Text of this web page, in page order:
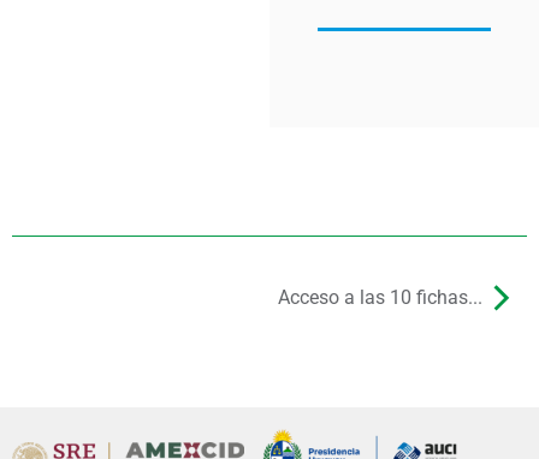
Acceso a las 10 fichas...